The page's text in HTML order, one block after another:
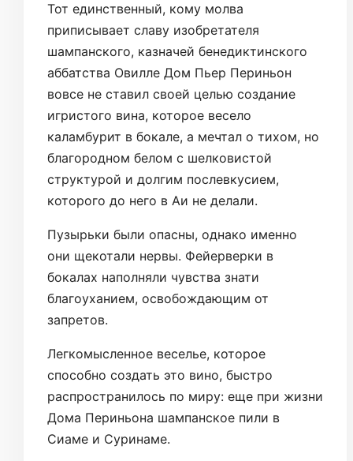
Тот единственный, кому молва
приписывает славу изобретателя
шампанского, казначей бенедиктинского
аббатства Овилле Дом Пьер Периньон
вовсе не ставил своей целью создание
игристого вина, которое весело
каламбурит в бокале, а мечтал о тихом, но
благородном белом с шелковистой
структурой и долгим послевкусием,
которого до него в Аи не делали.
Пузырьки были опасны, однако именно
они щекотали нервы. Фейерверки в
бокалах наполняли чувства знати
благоуханием, освобождающим от
запретов.
Легкомысленное веселье, которое
способно создать это вино, быстро
распространилось по миру: еще при жизни
Дома Периньона шампанское пили в
Сиаме и Суринаме.